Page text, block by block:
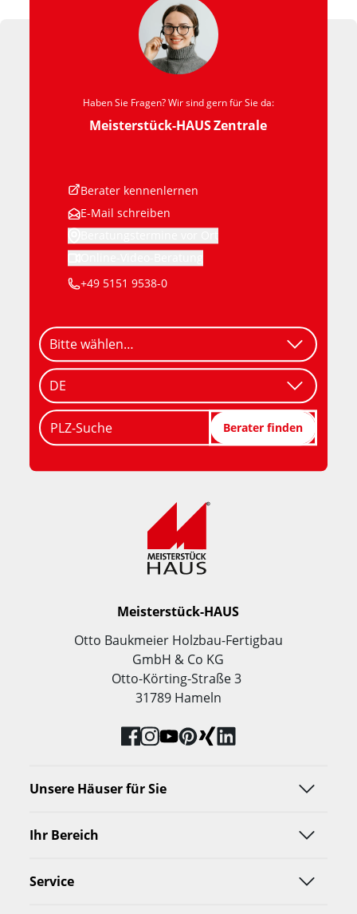
Haben Sie Fragen? Wir sind gern für Sie da:
Meisterstück-HAUSZentrale
PLZ-Suche Berater finden
Berater kennenlernen
+49 5151 9538-0
E-Mail schreiben
Meisterstück-HAUS
Otto Baukmeier Holzbau-Fertigbau
GmbH & Co KG
Otto-Körting-Straße 3
31789 Hameln
Unsere Häuser für Sie
Ihr Bereich
Service